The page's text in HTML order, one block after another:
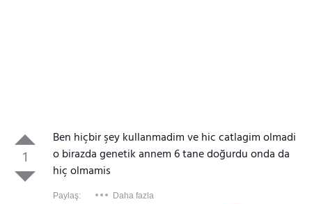
1
Ben hiçbir şey kullanmadim ve hic catlagim olmadi
o birazda genetik annem 6 tane doğurdu onda da
hiç olmamis
Paylaş: Daha fazla